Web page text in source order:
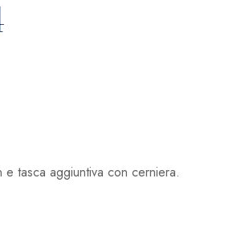
tasca aggiuntiva con cerniera.